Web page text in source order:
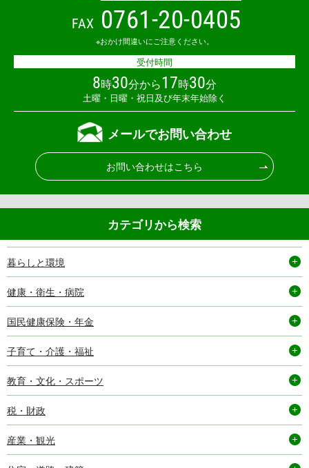
FAX 0761-20-0405
※おかけ間違いにご注意ください。
受付時間
8時30分から17時30分
土曜・日曜・祝日及び年末年始除く
メールでお問い合わせ
お問い合わせはこちら
カテゴリから検索
暮らしと環境
健康・衛生・病院
国民健康保険・年金
子育て・介護・福祉
教育・文化・スポーツ
税・財政
産業・観光